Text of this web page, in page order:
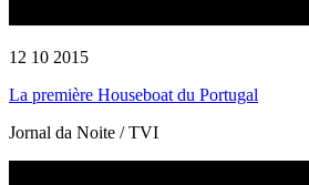
12 10 2015
La première Houseboat du Portugal
Jornal da Noite / TVI